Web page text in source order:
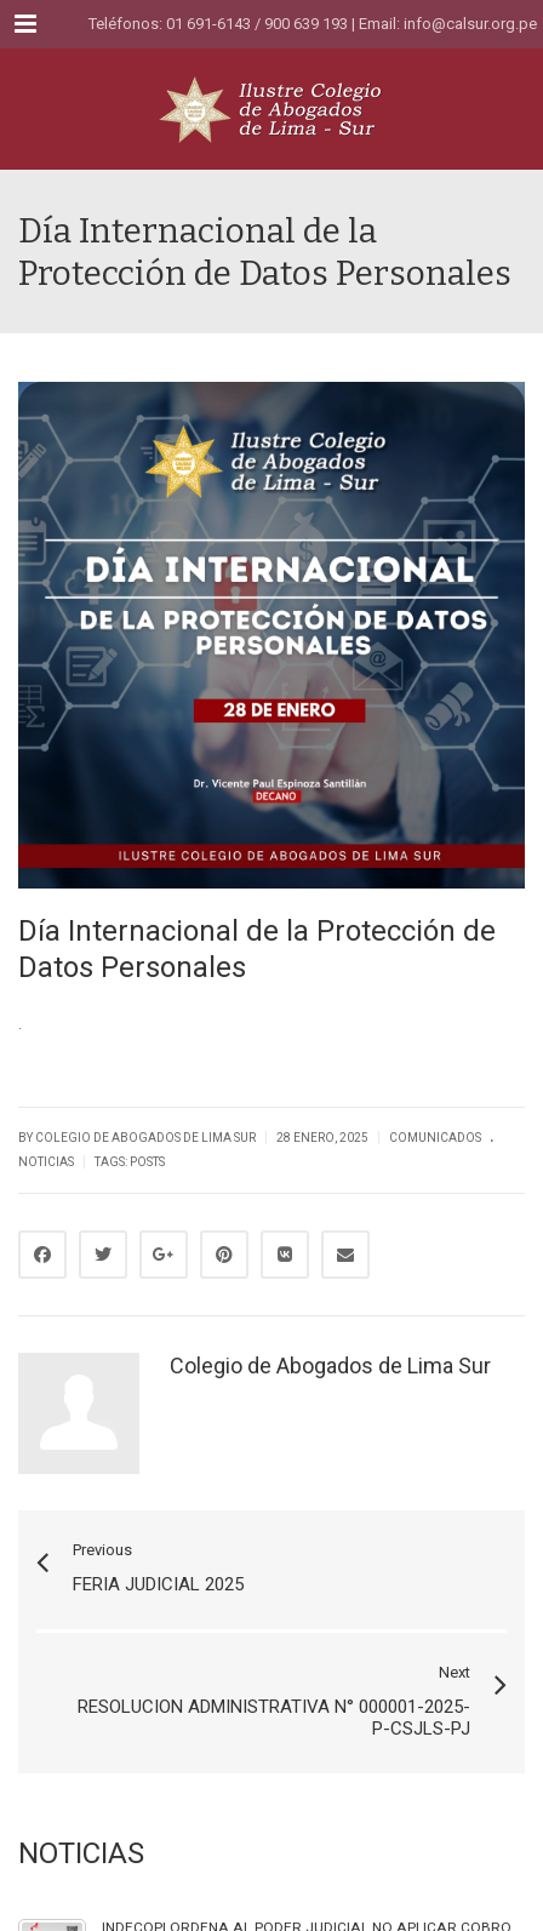
Menu Teléfonos: 01 691-6143 / 900 639 193 | Email: info@calsur.org.pe
Día Internacional de la
Protección de Datos Personales
Día Internacional de la Protección de
Datos Personales
.
BYCOLEGIO DE ABOGADOS DE LIMA SUR 28 ENERO, 2025 COMUNICADOS .
NOTICIAS TAGS: POSTS
Colegio de Abogados de Lima Sur
Previous
FERIA JUDICIAL 2025
Next
RESOLUCION ADMINISTRATIVA N° 000001-2025-
P-CSJLS-PJ
NOTICIAS
INDECOPI ORDENA AL PODER JUDICIAL NO APLICAR COBRO